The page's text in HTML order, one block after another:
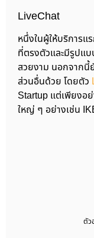
LiveChat
หนึ่งในผู้ให้บริการแ
ที่ตรงตัวและมีรูปแบ
สวยงาม นอกจากนี้
ส่วนอื่นด้วย โดยตัว
Startup แต่เพียงอ
ใหญ่ ๆ อย่างเช่น
ตัว